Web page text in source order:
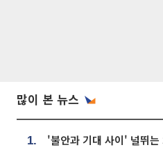
많이 본 뉴스
1.